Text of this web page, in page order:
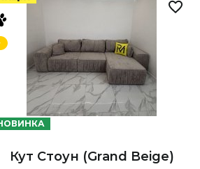
Кут Стоун (Grand Beige)